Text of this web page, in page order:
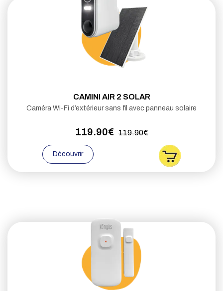
CAMINI AIR 2 SOLAR
Caméra Wi-Fi d’extérieur sans fil avec panneau solaire
119.90€ 119.90€
Découvrir